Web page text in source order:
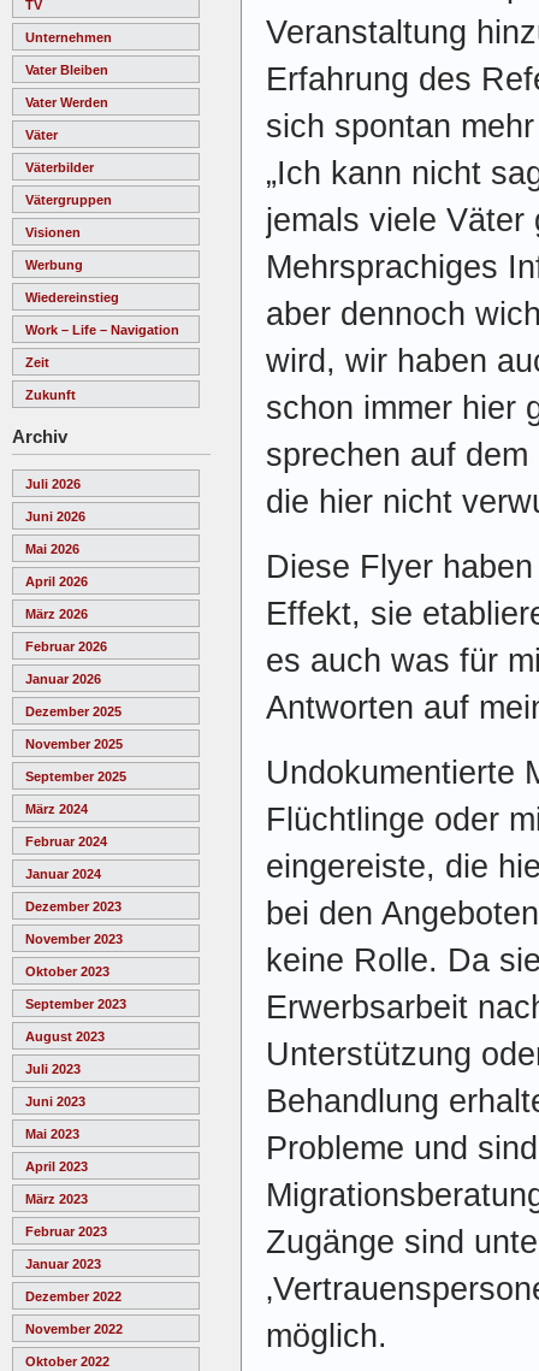
TV
Unternehmen
Vater Bleiben
Vater Werden
Väter
Väterbilder
Vätergruppen
Visionen
Werbung
Wiedereinstieg
Work – Life – Navigation
Zeit
Zukunft
Archiv
Juli 2026
Juni 2026
Mai 2026
April 2026
März 2026
Februar 2026
Januar 2026
Dezember 2025
November 2025
September 2025
März 2024
Februar 2024
Januar 2024
Dezember 2023
November 2023
Oktober 2023
September 2023
August 2023
Juli 2023
Juni 2023
Mai 2023
April 2023
März 2023
Februar 2023
Januar 2023
Dezember 2022
November 2022
Oktober 2022
Veranstaltung
Erfahrung des
sich spontan
„Ich kann nicht
jemals viele Väter
Mehrsprachiges
aber dennoch
wird, wir haben
schon immer hier
sprechen auf
die hier nicht
Diese Flyer
Effekt, sie
es auch was für
Antworten auf
Undokumentierte
Flüchtlinge oder
eingereiste, die
bei den
keine Rolle. Da
Erwerbsarbeit
Unterstützung
Behandlung
Probleme und
Zugänge sind
möglich.